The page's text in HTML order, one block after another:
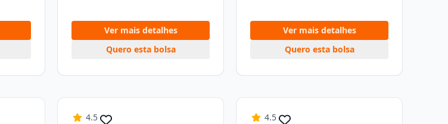
Ver mais detalhes
Quero esta bolsa
Ver mais detalhes
Quero esta bolsa
4.5 4.5